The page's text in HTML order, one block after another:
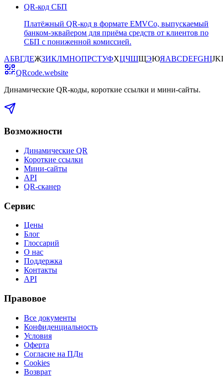
QR-код СБП
Платёжный QR-код в формате EMVCo, выпускаемый
банком-эквайером для приёма средств от клиентов по
СБП с пониженной комиссией.
АБВГДЕЖЗИКЛМНОПРСТУФХЦЧШЩЭЮЯABCDEFGHIJK
QRcode.website
Динамические QR-коды, короткие ссылки и мини-сайты.
Возможности
Динамические QR
Короткие ссылки
Мини-сайты
API
QR-сканер
Сервис
Цены
Блог
Глоссарий
О нас
Поддержка
Контакты
API
Правовое
Все документы
Конфиденциальность
Условия
Оферта
Согласие на ПДн
Cookies
Возврат